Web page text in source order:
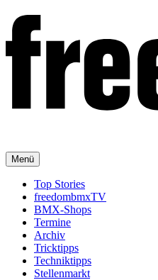
Menü
Top Stories
freedombmxTV
BMX-Shops
Termine
Archiv
Tricktipps
Techniktipps
Stellenmarkt